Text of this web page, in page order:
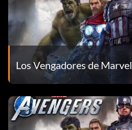
Los Vengadores de Marvel